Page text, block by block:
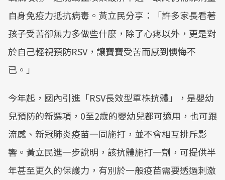
自身免疫力抵抗病毒。黃立民分享：「許多家長看著
孩子受苦卻無力多做些什麼，除了心疼以外，更是對
於自己輕視預防RSV，讓寶寶受苦而感到懊悔不
已。」
今年起，國內引進「RSV長效型單株抗體」，是嬰幼
兒預防的新選項，0至2歲的嬰幼兒都可適用，也可跟
流感、新冠肺炎疫苗一同施打，並不會相互排斥影
響。黃立民進一步說明，該抗體施打一劑，可提供半
年甚至更久的保護力，有別於一般疫苗需要透過刺激